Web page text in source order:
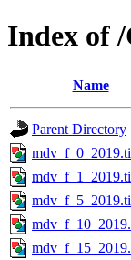
Index of
Name
Parent Directory